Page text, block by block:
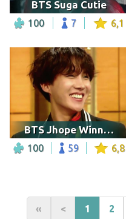
BTS Suga Cutie
100 7 6,1
BTS Jhope Winning Smile
100 59 6,8
« < 1 2